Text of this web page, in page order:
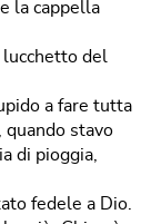
la cappella
lucchetto del
a fare tutta
quando stavo
di pioggia,
fedele a Dio.